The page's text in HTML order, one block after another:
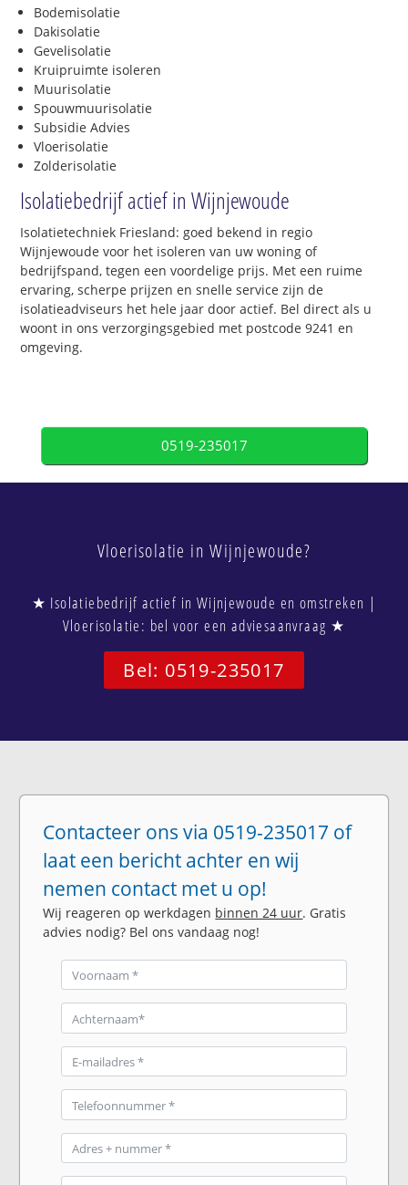
Bodemisolatie
Dakisolatie
Gevelisolatie
Kruipruimte isoleren
Muurisolatie
Spouwmuurisolatie
Subsidie Advies
Vloerisolatie
Zolderisolatie
Isolatiebedrijf actief in Wijnjewoude
Isolatietechniek Friesland: goed bekend in regio
Wijnjewoude voor het isoleren van uw woning of
bedrijfspand, tegen een voordelige prijs. Met een ruime
ervaring, scherpe prijzen en snelle service zijn de
isolatieadviseurs het hele jaar door actief. Bel direct als u
woont in ons verzorgingsgebied met postcode 9241 en
omgeving.
0519-235017
Vloerisolatie in Wijnjewoude?
★ Isolatiebedrijf actief in Wijnjewoude en omstreken |
Vloerisolatie: bel voor een adviesaanvraag ★
Bel: 0519-235017
Contacteer ons via 0519-235017 of
laat een bericht achter en wij
nemen contact met u op!
Wij reageren op werkdagen binnen 24 uur. Gratis
advies nodig? Bel ons vandaag nog!